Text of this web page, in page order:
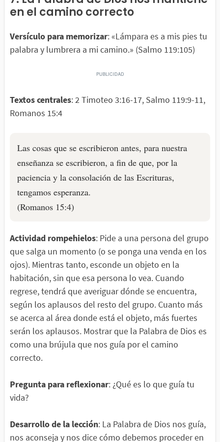
en el camino correcto
Versículo para memorizar: «Lámpara es a mis pies tu
palabra y lumbrera a mi camino.» (Salmo 119:105)
Textos centrales: 2 Timoteo 3:16-17, Salmo 119:9-11,
Romanos 15:4
Las cosas que se escribieron antes, para nuestra
enseñanza se escribieron, a fin de que, por la
paciencia y la consolación de las Escrituras,
tengamos esperanza.
(Romanos 15:4)
Actividad rompehielos: Pide a una persona del grupo
que salga un momento (o se ponga una venda en los
ojos). Mientras tanto, esconde un objeto en la
habitación, sin que esa persona lo vea. Cuando
regrese, tendrá que averiguar dónde se encuentra,
según los aplausos del resto del grupo. Cuanto más
se acerca al área donde está el objeto, más fuertes
serán los aplausos. Mostrar que la Palabra de Dios es
como una brújula que nos guía por el camino
correcto.
Pregunta para reflexionar: ¿Qué es lo que guía tu
vida?
Desarrollo de la lección: La Palabra de Dios nos guía,
nos aconseja y nos dice cómo debemos proceder en